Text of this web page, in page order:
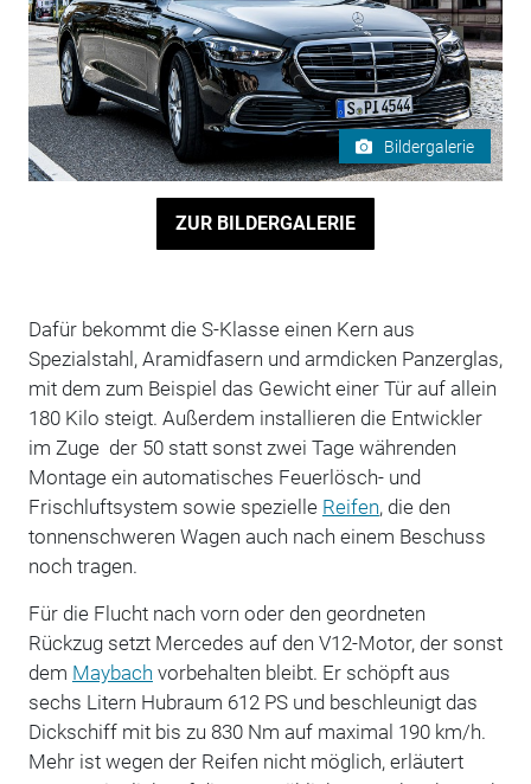
Bildergalerie
ZUR BILDERGALERIE
Dafür bekommt die S-Klasse einen Kern aus
Spezialstahl, Aramidfasern und armdicken Panzerglas,
mit dem zum Beispiel das Gewicht einer Tür auf allein
180 Kilo steigt. Außerdem installieren die Entwickler
im Zuge der 50 statt sonst zwei Tage währenden
Montage ein automatisches Feuerlösch- und
Frischluftsystem sowie spezielle Reifen, die den
tonnenschweren Wagen auch nach einem Beschuss
noch tragen.
Für die Flucht nach vorn oder den geordneten
Rückzug setzt Mercedes auf den V12-Motor, der sonst
dem Maybach vorbehalten bleibt. Er schöpft aus
sechs Litern Hubraum 612 PS und beschleunigt das
Dickschiff mit bis zu 830 Nm auf maximal 190 km/h.
Mehr ist wegen der Reifen nicht möglich, erläutert